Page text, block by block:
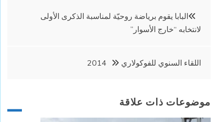
تصفّح
المقالات
البابا يقوم برياضة روحيّة لمناسبة الذكرى الأولى
لانتخابه “خارج الأسوار”
اللقاء السنوي للفوكولاري 2014
موضوعات ذات علاقة